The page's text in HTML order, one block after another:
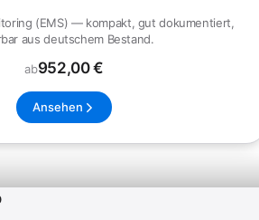
(EMS) — kompakt, gut dokumentiert,
aus deutschem Bestand.
ab952,00 €
Ansehen